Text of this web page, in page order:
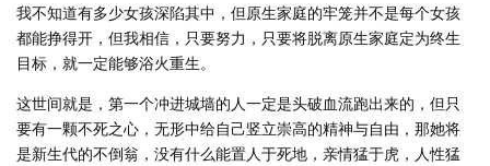
我不知道有多少女孩深陷其中，但原生家庭的牢笼并不是每个女孩
都能挣得开，但我相信，只要努力，只要将脱离原生家庭定为终生
目标，就一定能够浴火重生。
这世间就是，第一个冲进城墙的人一定是头破血流跑出来的，但只
要有一颗不死之心，无形中给自己竖立崇高的精神与自由，那她将
是新生代的不倒翁，没有什么能置人于死地，亲情猛于虎，人性猛